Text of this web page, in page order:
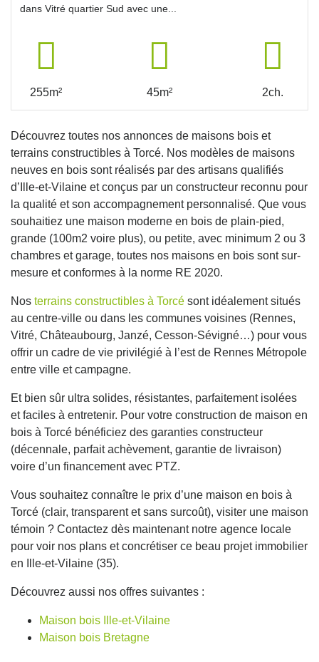
dans Vitré quartier Sud avec une...
255m² 45m² 2ch.
Découvrez toutes nos annonces de maisons bois et
terrains constructibles à Torcé. Nos modèles de maisons
neuves en bois sont réalisés par des artisans qualifiés
d’Ille-et-Vilaine et conçus par un constructeur reconnu pour
la qualité et son accompagnement personnalisé. Que vous
souhaitiez une maison moderne en bois de plain-pied,
grande (100m2 voire plus), ou petite, avec minimum 2 ou 3
chambres et garage, toutes nos maisons en bois sont sur-
mesure et conformes à la norme RE 2020.
Nos terrains constructibles à Torcé sont idéalement situés
au centre-ville ou dans les communes voisines (Rennes,
Vitré, Châteaubourg, Janzé, Cesson-Sévigné…) pour vous
offrir un cadre de vie privilégié à l’est de Rennes Métropole
entre ville et campagne.
Et bien sûr ultra solides, résistantes, parfaitement isolées
et faciles à entretenir. Pour votre construction de maison en
bois à Torcé bénéficiez des garanties constructeur
(décennale, parfait achèvement, garantie de livraison)
voire d’un financement avec PTZ.
Vous souhaitez connaître le prix d’une maison en bois à
Torcé (clair, transparent et sans surcoût), visiter une maison
témoin ? Contactez dès maintenant notre agence locale
pour voir nos plans et concrétiser ce beau projet immobilier
en Ille-et-Vilaine (35).
Découvrez aussi nos offres suivantes :
Maison bois Ille-et-Vilaine
Maison bois Bretagne